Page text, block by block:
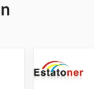
M4125idn /